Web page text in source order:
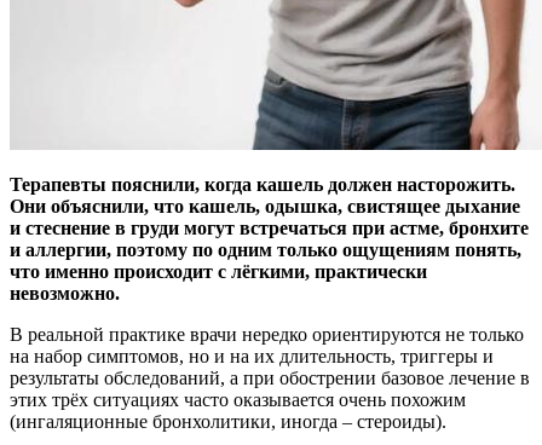
Терапевты пояснили, когда кашель должен насторожить.
Они объяснили, что кашель, одышка, свистящее дыхание
и стеснение в груди могут встречаться при астме, бронхите
и аллергии, поэтому по одним только ощущениям понять,
что именно происходит с лёгкими, практически
невозможно.
В реальной практике врачи нередко ориентируются не только
на набор симптомов, но и на их длительность, триггеры и
результаты обследований, а при обострении базовое лечение в
этих трёх ситуациях часто оказывается очень похожим
(ингаляционные бронхолитики, иногда – стероиды).